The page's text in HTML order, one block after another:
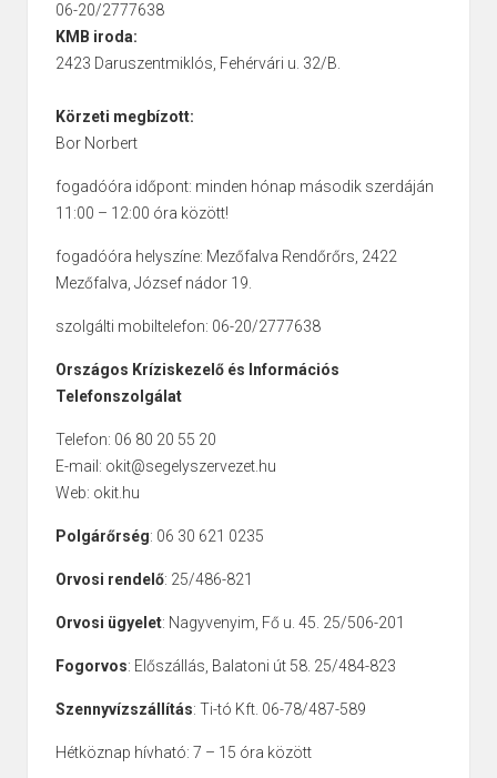
06-20/2777638
KMB iroda:
2423 Daruszentmiklós, Fehérvári u. 32/B.
Körzeti megbízott:
Bor Norbert
fogadóóra időpont: minden hónap második szerdáján
11:00 – 12:00 óra között!
fogadóóra helyszíne: Mezőfalva Rendőrőrs, 2422
Mezőfalva, József nádor 19.
szolgálti mobiltelefon: 06-20/2777638
Országos Kríziskezelő és Információs
Telefonszolgálat
Telefon: 06 80 20 55 20
E-mail: okit@segelyszervezet.hu
Web: okit.hu
Polgárőrség: 06 30 621 0235
Orvosi rendelő: 25/486-821
Orvosi ügyelet: Nagyvenyim, Fő u. 45. 25/506-201
Fogorvos: Előszállás, Balatoni út 58. 25/484-823
Szennyvízszállítás: Ti-tó Kft. 06-78/487-589
Hétköznap hívható: 7 – 15 óra között